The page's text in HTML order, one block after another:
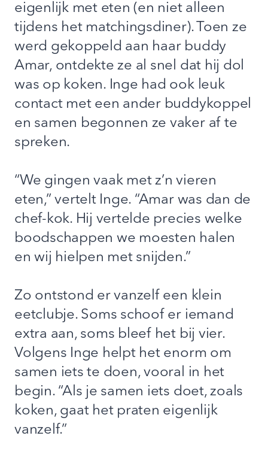
eigenlijk met eten (en niet alleen
tijdens het matchingsdiner). Toen ze
werd gekoppeld aan haar buddy
Amar, ontdekte ze al snel dat hij dol
was op koken. Inge had ook leuk
contact met een ander buddykoppel
en samen begonnen ze vaker af te
spreken.
“We gingen vaak met z’n vieren
eten,” vertelt Inge. “Amar was dan de
chef-kok. Hij vertelde precies welke
boodschappen we moesten halen
en wij hielpen met snijden.”
Zo ontstond er vanzelf een klein
eetclubje. Soms schoof er iemand
extra aan, soms bleef het bij vier.
Volgens Inge helpt het enorm om
samen iets te doen, vooral in het
begin. “Als je samen iets doet, zoals
koken, gaat het praten eigenlijk
vanzelf.”